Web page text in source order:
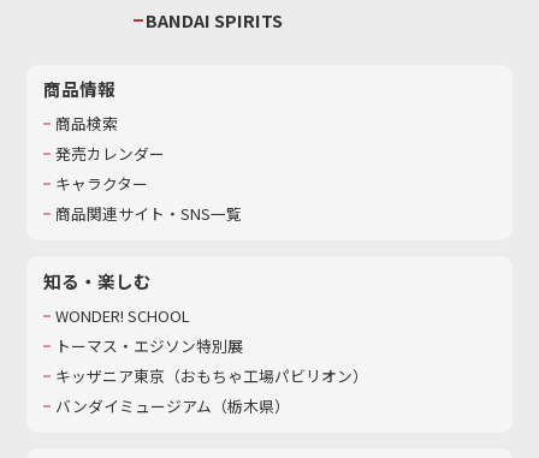
BANDAI SPIRITS
商品情報
商品検索
発売カレンダー
キャラクター
商品関連サイト・SNS一覧
知る・楽しむ
WONDER! SCHOOL
トーマス・エジソン特別展
キッザニア東京（おもちゃ工場パビリオン）​
バンダイミュージアム（栃木県）